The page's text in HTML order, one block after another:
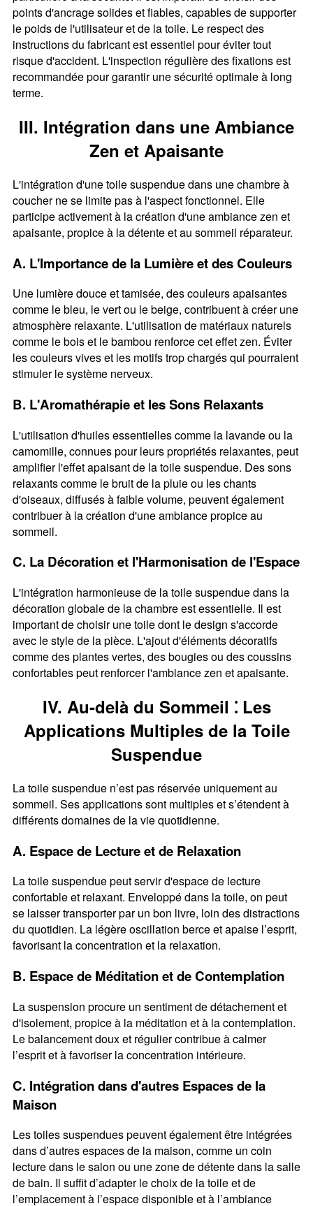
points d'ancrage solides et fiables, capables de supporter
le poids de l'utilisateur et de la toile. Le respect des
instructions du fabricant est essentiel pour éviter tout
risque d'accident. L'inspection régulière des fixations est
recommandée pour garantir une sécurité optimale à long
terme.
III. Intégration dans une Ambiance
Zen et Apaisante
L'intégration d'une toile suspendue dans une chambre à
coucher ne se limite pas à l'aspect fonctionnel. Elle
participe activement à la création d'une ambiance zen et
apaisante, propice à la détente et au sommeil réparateur.
A. L'Importance de la Lumière et des Couleurs
Une lumière douce et tamisée, des couleurs apaisantes
comme le bleu, le vert ou le beige, contribuent à créer une
atmosphère relaxante. L'utilisation de matériaux naturels
comme le bois et le bambou renforce cet effet zen. Éviter
les couleurs vives et les motifs trop chargés qui pourraient
stimuler le système nerveux.
B. L'Aromathérapie et les Sons Relaxants
L'utilisation d'huiles essentielles comme la lavande ou la
camomille, connues pour leurs propriétés relaxantes, peut
amplifier l'effet apaisant de la toile suspendue. Des sons
relaxants comme le bruit de la pluie ou les chants
d'oiseaux, diffusés à faible volume, peuvent également
contribuer à la création d'une ambiance propice au
sommeil.
C. La Décoration et l'Harmonisation de l'Espace
L'intégration harmonieuse de la toile suspendue dans la
décoration globale de la chambre est essentielle. Il est
important de choisir une toile dont le design s'accorde
avec le style de la pièce. L'ajout d'éléments décoratifs
comme des plantes vertes, des bougies ou des coussins
confortables peut renforcer l'ambiance zen et apaisante.
IV. Au-delà du Sommeil ⁚ Les
Applications Multiples de la Toile
Suspendue
La toile suspendue n’est pas réservée uniquement au
sommeil. Ses applications sont multiples et s’étendent à
différents domaines de la vie quotidienne.
A. Espace de Lecture et de Relaxation
La toile suspendue peut servir d'espace de lecture
confortable et relaxant. Enveloppé dans la toile, on peut
se laisser transporter par un bon livre, loin des distractions
du quotidien. La légère oscillation berce et apaise l’esprit,
favorisant la concentration et la relaxation.
B. Espace de Méditation et de Contemplation
La suspension procure un sentiment de détachement et
d'isolement, propice à la méditation et à la contemplation.
Le balancement doux et régulier contribue à calmer
l’esprit et à favoriser la concentration intérieure.
C. Intégration dans d'autres Espaces de la
Maison
Les toiles suspendues peuvent également être intégrées
dans d’autres espaces de la maison, comme un coin
lecture dans le salon ou une zone de détente dans la salle
de bain. Il suffit d’adapter le choix de la toile et de
l’emplacement à l’espace disponible et à l’ambiance